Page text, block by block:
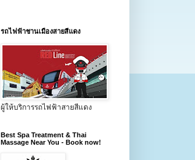
รถไฟฟ้าชานเมืองสายสีแดง
ผู้ให้บริการรถไฟฟ้าสายสีแดง
Best Spa Treatment & Thai
Massage Near You - Book now!